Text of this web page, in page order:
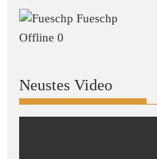
Fueschp
Offline0
Neustes Video